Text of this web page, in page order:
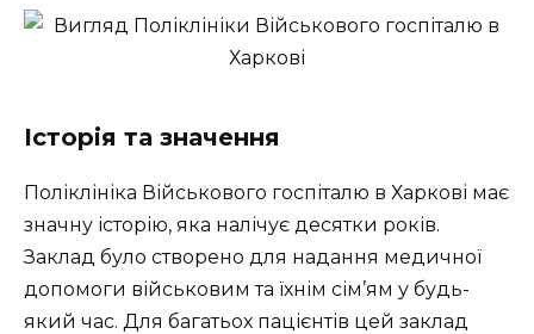
Історія та значення
Поліклініка Військового госпіталю в Харкові має
значну історію, яка налічує десятки років.
Заклад було створено для надання медичної
допомоги військовим та їхнім сім’ям у будь-
який час. Для багатьох пацієнтів цей заклад